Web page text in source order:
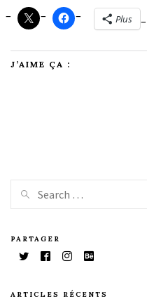
Plus
J’AIME ÇA :
PARTAGER
ARTICLES RÉCENTS